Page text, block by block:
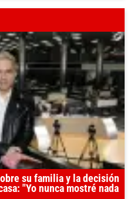
su familia y la decisión
"Yo nunca mostré nada